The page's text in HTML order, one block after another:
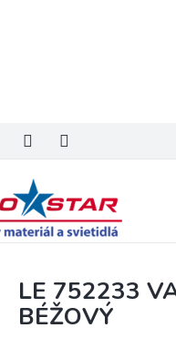
LE 752233
BÉŽOVÝ